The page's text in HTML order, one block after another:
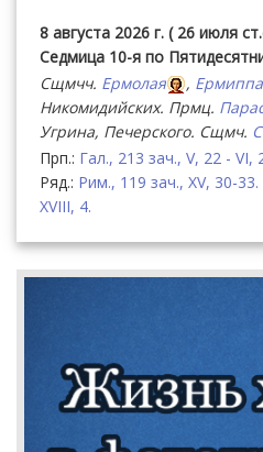
8 августа 2026 г. ( 26 июля
Седмица 10-я по
Сщмчч. Ермолая , Ермиппа
Никомидийских. Прмц.
Угрина, Печерского. Сщмч.
Прп.: Гал., 213 зач., V, 22 - VI,
Ряд.: Рим., 119 зач., XV, 30-33.
XVIII, 4.